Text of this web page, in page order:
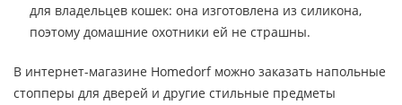
для владельцев кошек: она изготовлена из силикона,
поэтому домашние охотники ей не страшны.
В интернет-магазине Homedorf можно заказать напольные
стопперы для дверей и другие стильные предметы